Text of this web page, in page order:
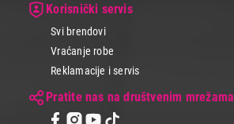
Korisnički servis
Svi brendovi
Vraćanje robe
Reklamacije i servis
Pratite nas na društvenim mrežama